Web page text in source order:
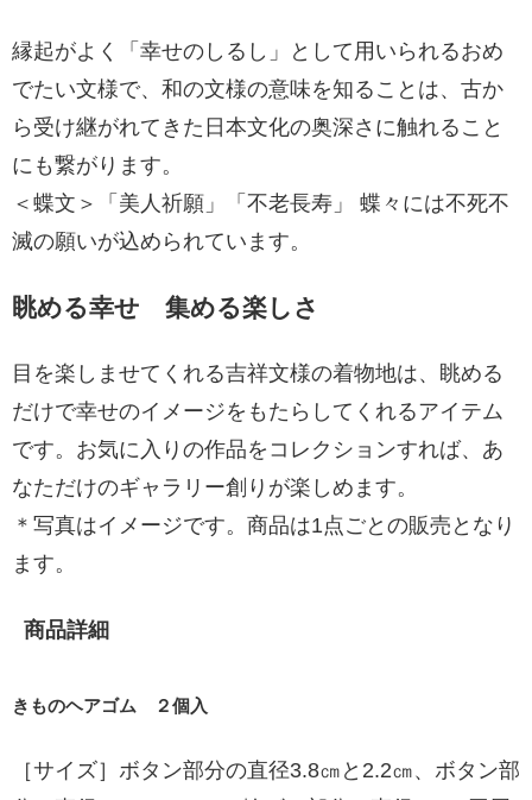
縁起がよく「幸せのしるし」として用いられるおめ
でたい文様で、和の文様の意味を知ることは、古か
ら受け継がれてきた日本文化の奥深さに触れること
にも繋がります。
＜蝶文＞「美人祈願」「不老長寿」 蝶々には不死不
滅の願いが込められています。
眺める幸せ 集める楽しさ
目を楽しませてくれる吉祥文様の着物地は、眺める
だけで幸せのイメージをもたらしてくれるアイテム
です。お気に入りの作品をコレクションすれば、あ
なただけのギャラリー創りが楽しめます。
＊写真はイメージです。商品は1点ごとの販売となり
ます。
商品詳細
きものヘアゴム ２個入
［サイズ］ボタン部分の直径3.8㎝と2.2㎝、ボタン部